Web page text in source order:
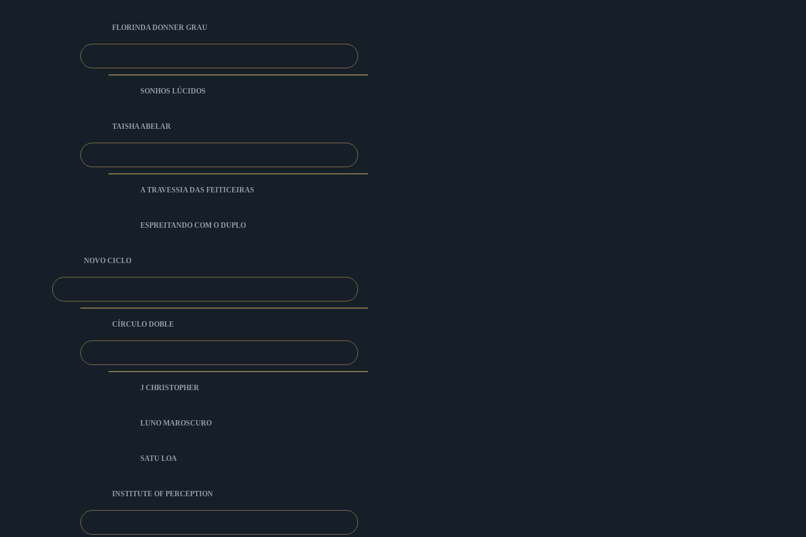
FLORINDA DONNER GRAU
SONHOS LÚCIDOS
TAISHA ABELAR
A TRAVESSIA DAS FEITICEIRAS
ESPREITANDO COM O DUPLO
NOVO CICLO
CÍRCULO DOBLE
J CHRISTOPHER
LUNO MAROSCURO
SATU LOA
INSTITUTE OF PERCEPTION